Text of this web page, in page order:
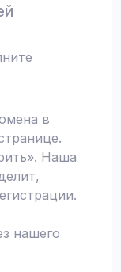
в
Наша
нашего